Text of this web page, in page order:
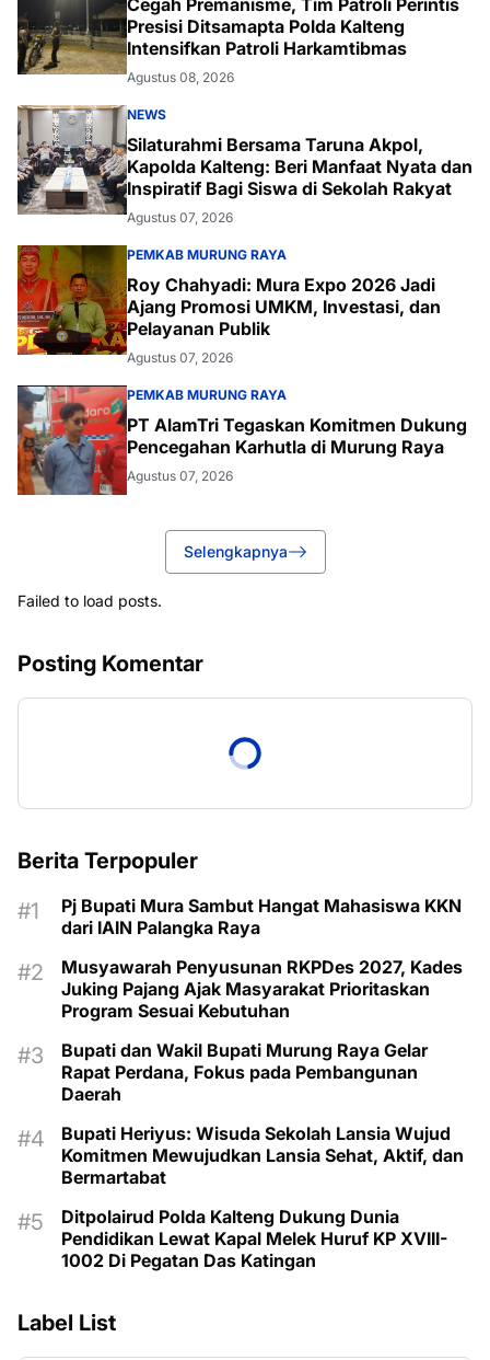
Cegah Premanisme, Tim Patroli Perintis
Presisi Ditsamapta Polda Kalteng
Intensifkan Patroli Harkamtibmas
Agustus 08, 2026
NEWS
Silaturahmi Bersama Taruna Akpol,
Kapolda Kalteng: Beri Manfaat Nyata dan
Inspiratif Bagi Siswa di Sekolah Rakyat
Agustus 07, 2026
PEMKAB MURUNG RAYA
Roy Chahyadi: Mura Expo 2026 Jadi
Ajang Promosi UMKM, Investasi, dan
Pelayanan Publik
Agustus 07, 2026
PEMKAB MURUNG RAYA
PT AlamTri Tegaskan Komitmen Dukung
Pencegahan Karhutla di Murung Raya
Agustus 07, 2026
Selengkapnya
Failed to load posts.
Posting Komentar
Berita Terpopuler
Pj Bupati Mura Sambut Hangat Mahasiswa KKN
dari IAIN Palangka Raya
Musyawarah Penyusunan RKPDes 2027, Kades
Juking Pajang Ajak Masyarakat Prioritaskan
Program Sesuai Kebutuhan
Bupati dan Wakil Bupati Murung Raya Gelar
Rapat Perdana, Fokus pada Pembangunan
Daerah
Bupati Heriyus: Wisuda Sekolah Lansia Wujud
Komitmen Mewujudkan Lansia Sehat, Aktif, dan
Bermartabat
Ditpolairud Polda Kalteng Dukung Dunia
Pendidikan Lewat Kapal Melek Huruf KP XVIII-
1002 Di Pegatan Das Katingan
Label List